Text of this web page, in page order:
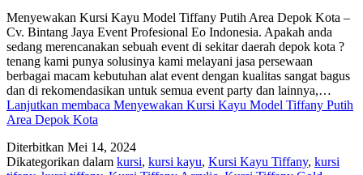
Menyewakan Kursi Kayu Model Tiffany Putih Area Depok Kota –
Cv. Bintang Jaya Event Profesional Eo Indonesia. Apakah anda
sedang merencanakan sebuah event di sekitar daerah depok kota ?
tenang kami punya solusinya kami melayani jasa persewaan
berbagai macam kebutuhan alat event dengan kualitas sangat bagus
dan di rekomendasikan untuk semua event party dan lainnya,…
Lanjutkan membaca Menyewakan Kursi Kayu Model Tiffany Putih
Area Depok Kota
Diterbitkan Mei 14, 2024
Dikategorikan dalam kursi, kursi kayu, Kursi Kayu Tiffany, kursi